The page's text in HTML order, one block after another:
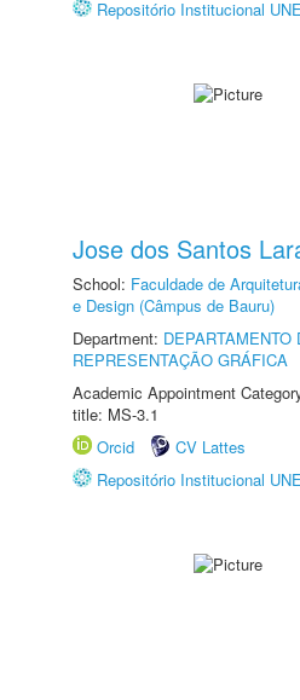
Repositório Institucional
Jose dos Santos
School: Faculdade de
e Design (Câmpus de Bauru)
Department: DEPARTAMENTO
REPRESENTAÇÃO GRÁFICA
Academic Appointment
title: MS-3.1
Orcid
CV Lattes
Repositório Institucional